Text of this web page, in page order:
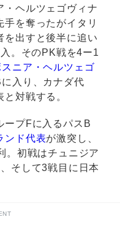
・ヘルツェゴヴィナ
手を奪ったがイタリ
を出すと後半に追い
。そのPK戦を4ー1
スニア・ヘルツェゴ
入り、カナダ代
対戦する。
プFに入るパスB
ンド代表が激突し、
。初戦はチュニジア
そして3戦目に日本